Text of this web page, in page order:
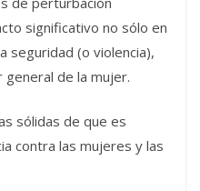
significativo no sólo en
seguridad (o violencia),
de la mujer.
sólidas de que es
contra las mujeres y las